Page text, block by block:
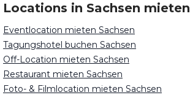
Locations in Sachsen mieten
Eventlocation mieten Sachsen
Tagungshotel buchen Sachsen
Off-Location mieten Sachsen
Restaurant mieten Sachsen
Foto- & Filmlocation mieten Sachsen